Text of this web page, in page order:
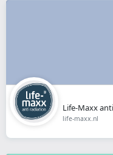
Life-Maxx
life-maxx.nl